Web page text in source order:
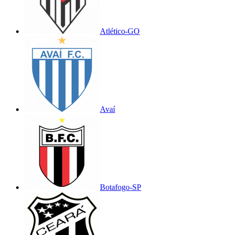
Atlético-GO
Avaí
Botafogo-SP